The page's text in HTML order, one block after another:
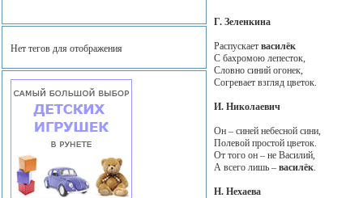
Нет тегов для отображения
Г. Зеленкина
Распускает василёк
С бахромою лепесток,
Словно синий огонек,
Согревает взгляд цветок.
И. Николаевич
Он – синей небесной сини,
Полевой простой цветок.
От того он – не Василий,
А всего лишь – василёк.
Н. Нехаева